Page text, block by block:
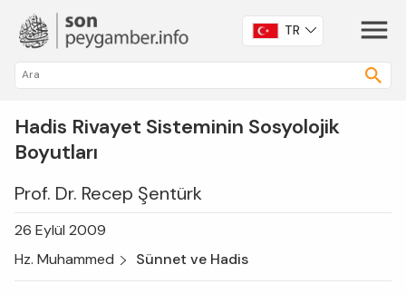
TR
Hadis Rivayet Sisteminin Sosyolojik
Boyutları
Prof. Dr. Recep Şentürk
26 Eylül 2009
Hz. Muhammed
Sünnet ve Hadis